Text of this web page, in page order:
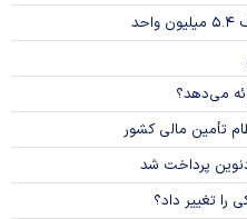
می‌دهد؟
تأمین مالی کشور
را تغییر داد؟